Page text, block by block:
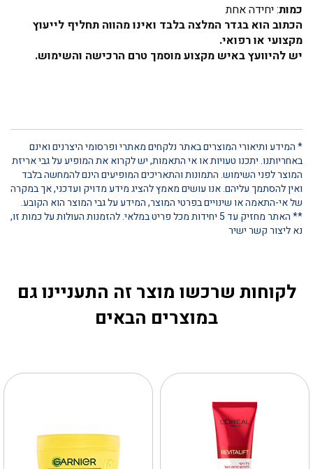
כמות: יחידה אחת
הכתוב הוא בגדר המלצה בלבד ואינו מהווה תחליף לייעוץ
מקצועי או רפואי.
יש להיוועץ באיש מקצוע מוסמך טרם הרכישה והשימוש.
* המידע ותיאורי המוצרים באתר נלקחים מאתרי ופרסומי היצרנים ואינם
באחריותנו. יתכנו טעויות או אי התאמות, יש לקרוא את המופיע על גבי אריזת
המוצר לפני השימוש. התמונות והתאריכים המופיעים הינם להמחשה בלבד
ואין להסתמך עליהם. אנו עושים מאמץ להציג מידע מדויק ועדכני, אך במקרה
של אי-התאמה או שינויים בפרטי המוצר, המידע על גבי המוצר הוא הקובע.
** האתר מחזיק עד 5 יחידות מכל פריט במלאי. להזמנות העולות על כמות זו,
נא ליצור קשר ישיר
לקוחות שרכשו מוצר זה התעניינו גם
במוצרים הבאים